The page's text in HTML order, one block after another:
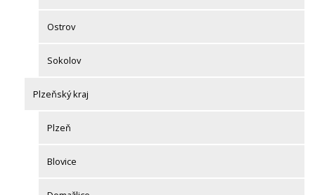
Ostrov
Sokolov
Plzeňský kraj
Plzeň
Blovice